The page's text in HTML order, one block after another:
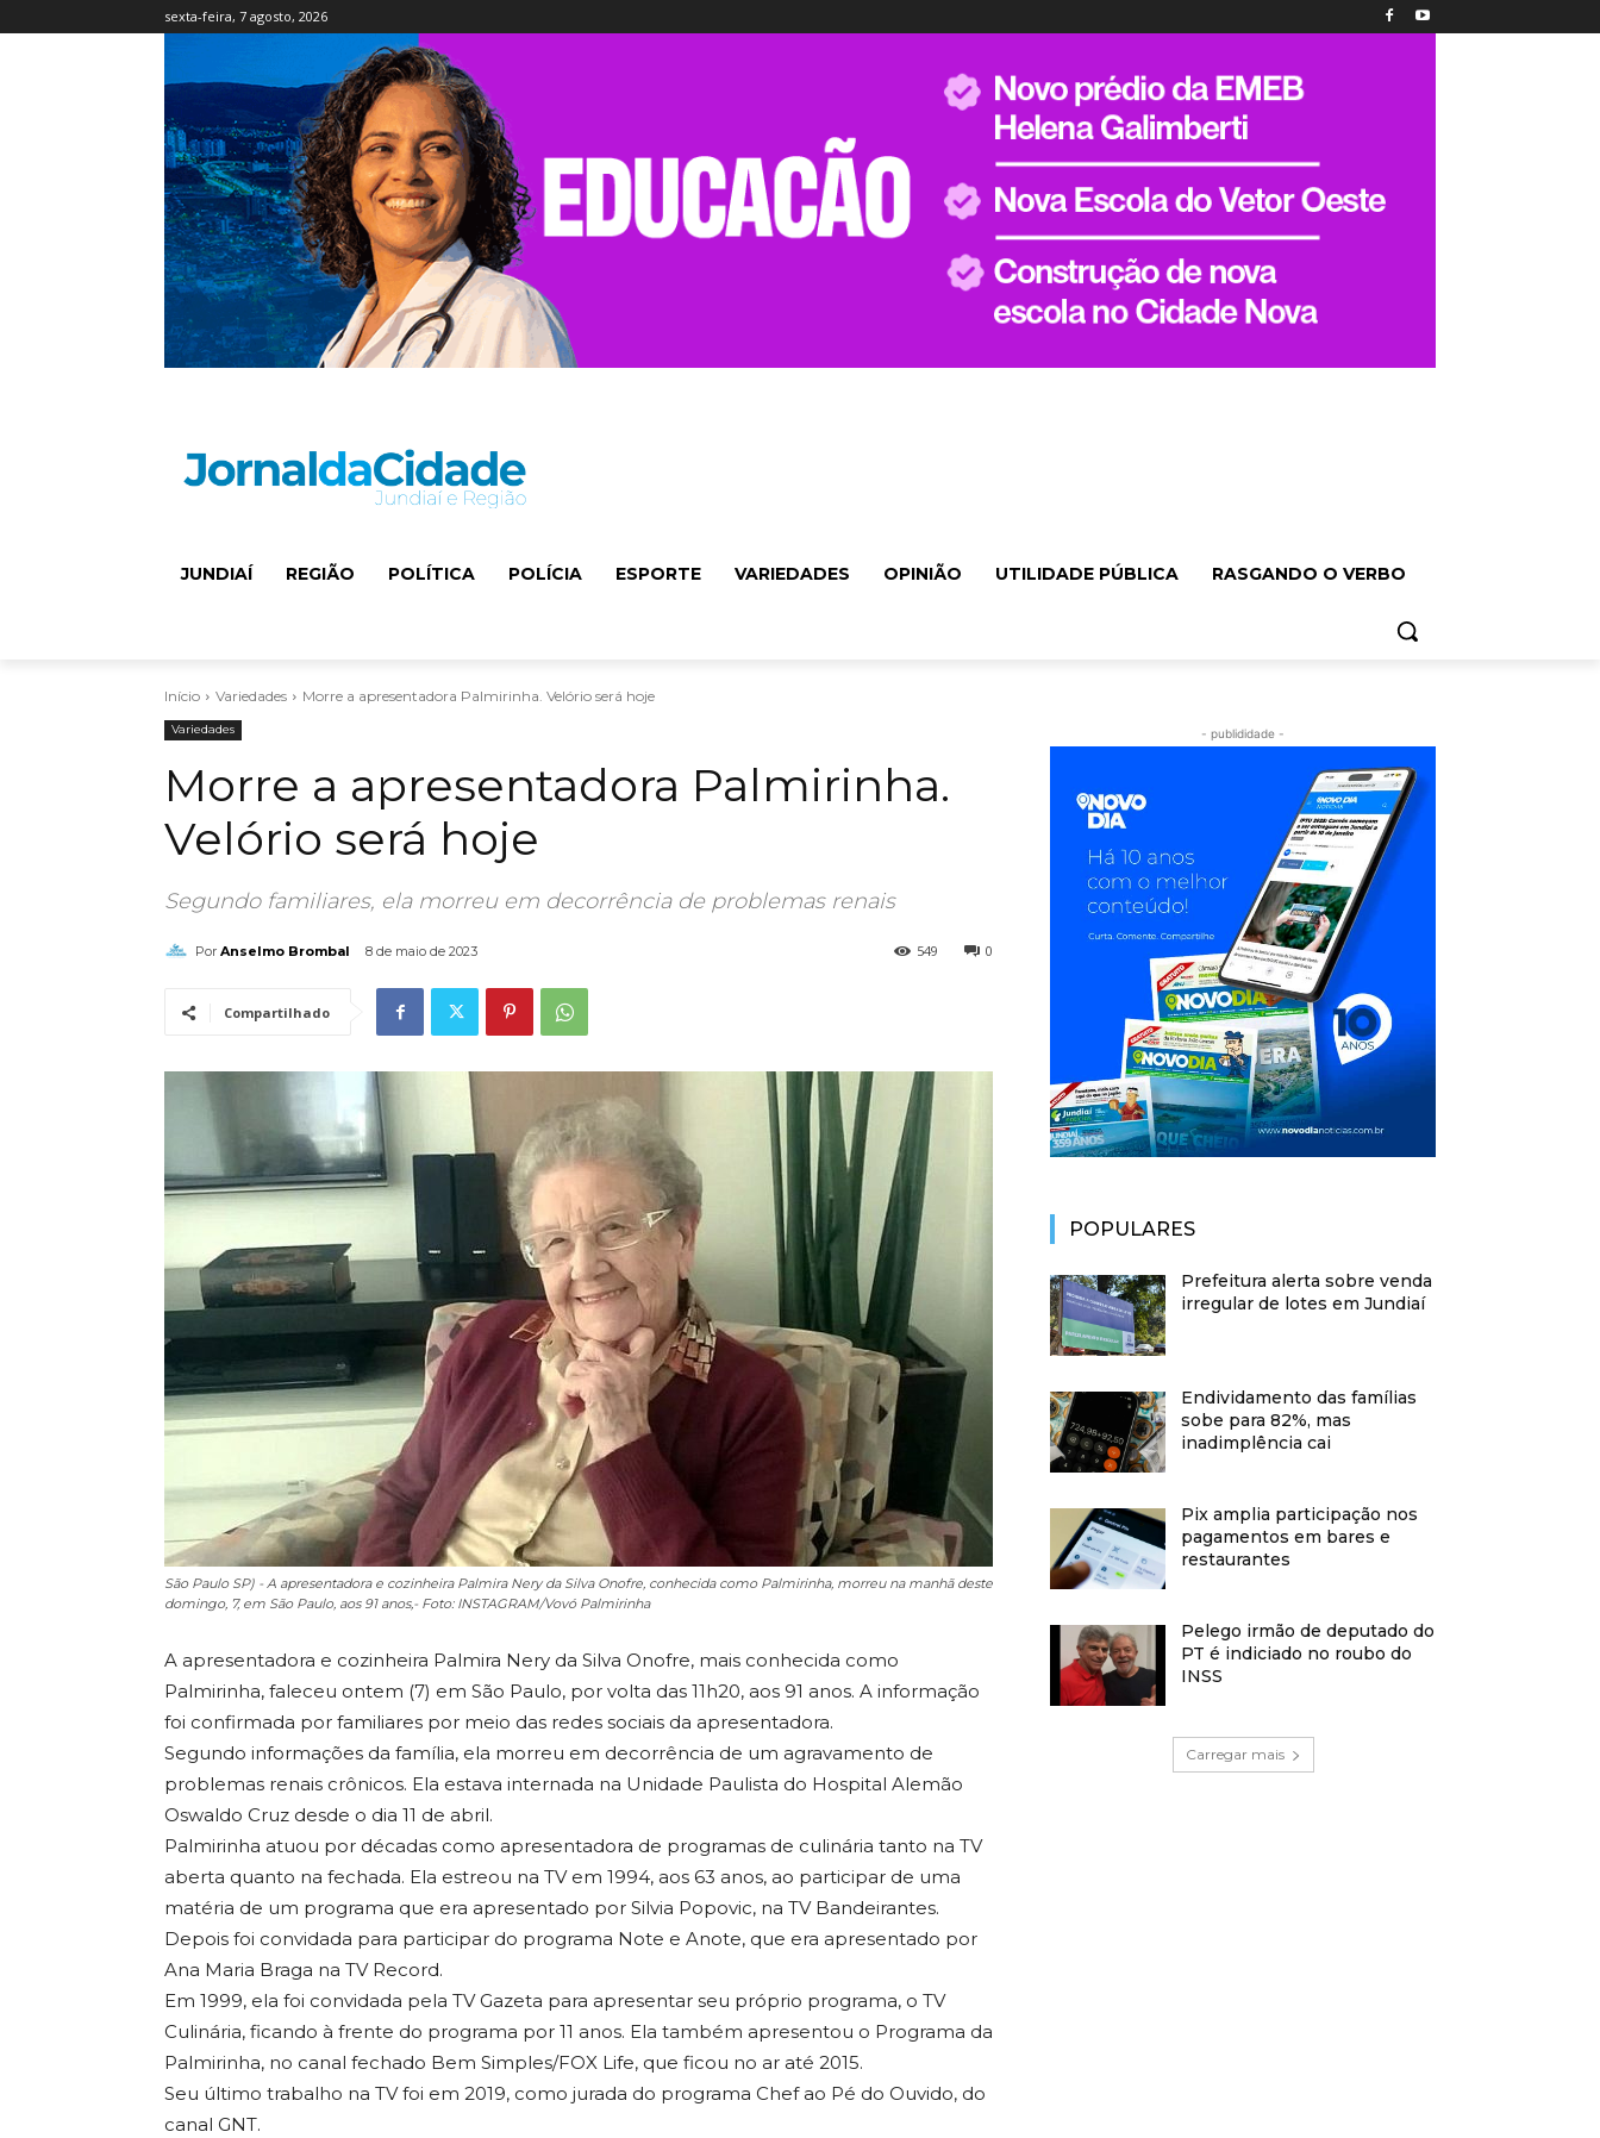
sexta-feira, 7 agosto, 2026
JUNDIAÍ REGIÃO POLÍTICA POLÍCIA ESPORTE VARIEDADES OPINIÃO UTILIDADE PÚBLICA RASGANDO O VERBO
Início Variedades Morre a apresentadora Palmirinha. Velório será hoje
Variedades
Morre a apresentadora Palmirinha.
Velório será hoje
Segundo familiares, ela morreu em decorrência de problemas renais
Por Anselmo Brombal 8 de maio de 2023 0
549
Compartilhado
São Paulo SP) - A apresentadora e cozinheira Palmira Nery da Silva Onofre, conhecida como Palmirinha, morreu na manhã deste
domingo, 7, em São Paulo, aos 91 anos,- Foto: INSTAGRAM/Vovó Palmirinha
A apresentadora e cozinheira Palmira Nery da Silva Onofre, mais conhecida como
Palmirinha, faleceu ontem (7) em São Paulo, por volta das 11h20, aos 91 anos. A informação
foi confirmada por familiares por meio das redes sociais da apresentadora.
Segundo informações da família, ela morreu em decorrência de um agravamento de
problemas renais crônicos. Ela estava internada na Unidade Paulista do Hospital Alemão
Oswaldo Cruz desde o dia 11 de abril.
Palmirinha atuou por décadas como apresentadora de programas de culinária tanto na TV
aberta quanto na fechada. Ela estreou na TV em 1994, aos 63 anos, ao participar de uma
matéria de um programa que era apresentado por Silvia Popovic, na TV Bandeirantes.
Depois foi convidada para participar do programa Note e Anote, que era apresentado por
Ana Maria Braga na TV Record.
Em 1999, ela foi convidada pela TV Gazeta para apresentar seu próprio programa, o TV
Culinária, ficando à frente do programa por 11 anos. Ela também apresentou o Programa da
Palmirinha, no canal fechado Bem Simples/FOX Life, que ficou no ar até 2015.
Seu último trabalho na TV foi em 2019, como jurada do programa Chef ao Pé do Ouvido, do
canal GNT.
- publididade -
POPULARES
Prefeitura alerta sobre venda
irregular de lotes em Jundiaí
Endividamento das famílias
sobe para 82%, mas
inadimplência cai
Pix amplia participação nos
pagamentos em bares e
restaurantes
Pelego irmão de deputado do
PT é indiciado no roubo do
INSS
Carregar mais